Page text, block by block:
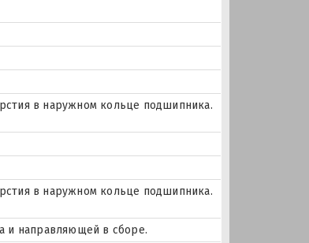
в наружном кольце подшипника.
в наружном кольце подшипника.
и направляющей в сборе.